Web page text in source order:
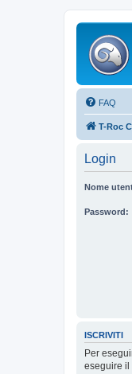
FAQ
T-Roc
Login
Nome
Password:
ISCRIVITI
Per
eseguire il